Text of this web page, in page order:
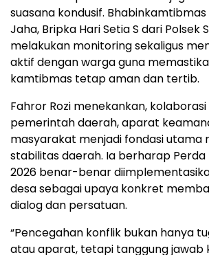
suasana kondusif. Bhabinkamtibmas
Jaha, Bripka Hari Setia S dari Polsek
melakukan monitoring sekaligus
aktif dengan warga guna
kamtibmas tetap aman dan tertib.
Fahror Rozi menekankan,
pemerintah daerah, aparat
masyarakat menjadi fondasi utama
stabilitas daerah. Ia berharap Perda
2026 benar-benar
desa sebagai upaya konkret
dialog dan persatuan.
“Pencegahan konflik bukan hanya
atau aparat, tetapi tanggung jawab